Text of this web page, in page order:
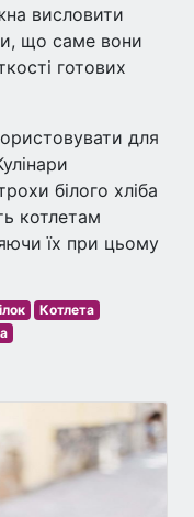
висловити
що саме вони
готових
для
білого хліба
котлетам
їх при цьому
Котлета